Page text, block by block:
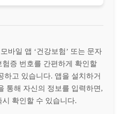
바일 앱 ‘건강보험’ 또는 문자
증 번호를 간편하게 확인할
하고 있습니다. 앱을 설치하거
통해 자신의 정보를 입력하면,
확인할 수 있습니다.